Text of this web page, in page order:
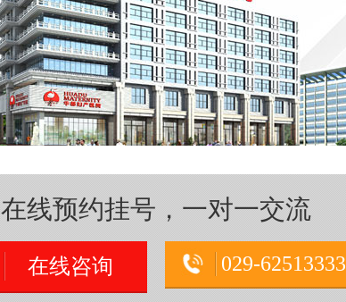
在线预约挂号，一对一交流
在线咨询 029-62513333